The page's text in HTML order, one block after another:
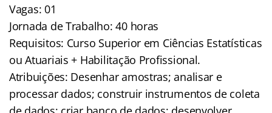
Vagas: 01
Jornada de Trabalho: 40 horas
Requisitos: Curso Superior em Ciências Estatísticas
ou Atuariais + Habilitação Profissional.
Atribuições: Desenhar amostras; analisar e
processar dados; construir instrumentos de coleta